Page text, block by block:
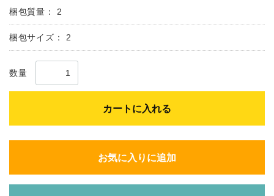
梱包質量： 2
梱包サイズ： 2
数量
カートに入れる
お気に入りに追加